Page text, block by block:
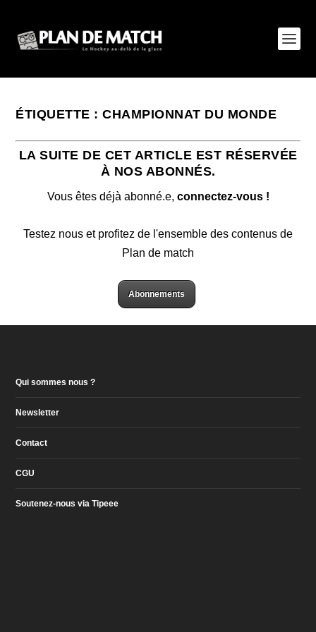
ÉTIQUETTE :CHAMPIONNAT DU MONDE
LA SUITE DE CET ARTICLE EST RÉSERVÉE
À NOS ABONNÉS.
Vous êtes déjà abonné.e, connectez-vous !
Testez nous et profitez de l'ensemble des contenus de
Plan de match
Abonnements
Qui sommes nous ?
Newsletter
Contact
CGU
Soutenez-nous via Tipeee